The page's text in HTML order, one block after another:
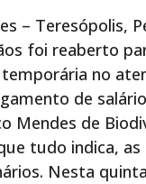
– Teresópolis,
foi reaberto
no
de
Mendes de
tudo indica, as
Nesta